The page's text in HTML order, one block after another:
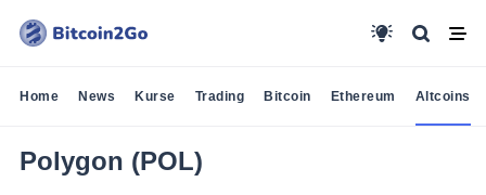
Home News Kurse Trading Bitcoin Ethereum Altcoins
Polygon (POL)